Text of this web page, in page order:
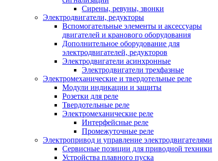
Сирены, ревуны, звонки
Электродвигатели, редукторы
Вспомогательные элементы и аксессуары
двигателей и кранового оборудования
Дополнительное оборудование для
электродвигателей, редукторов
Электродвигатели асинхронные
Электродвигатели трехфазные
Электромеханические и твердотельные реле
Модули индикации и защиты
Розетки для реле
Твердотельные реле
Электромеханические реле
Интерфейсные реле
Промежуточные реле
Электропривод и управление электродвигателями
Сервисные позиции для приводной техники
Устройства плавного пуска